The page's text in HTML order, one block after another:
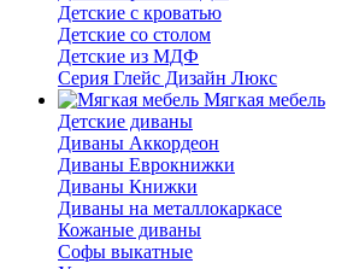
Детские с кроватью
Детские со столом
Детские из МДФ
Серия Глейс Дизайн Люкс
Мягкая мебель
Детские диваны
Диваны Аккордеон
Диваны Еврокнижки
Диваны Книжки
Диваны на металлокаркасе
Кожаные диваны
Софы выкатные